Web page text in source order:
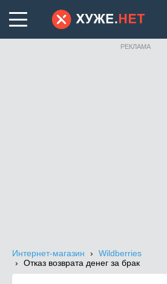
РЕКЛАМА
Интернет-магазин
Wildberries
Отказ возврата денег за брак